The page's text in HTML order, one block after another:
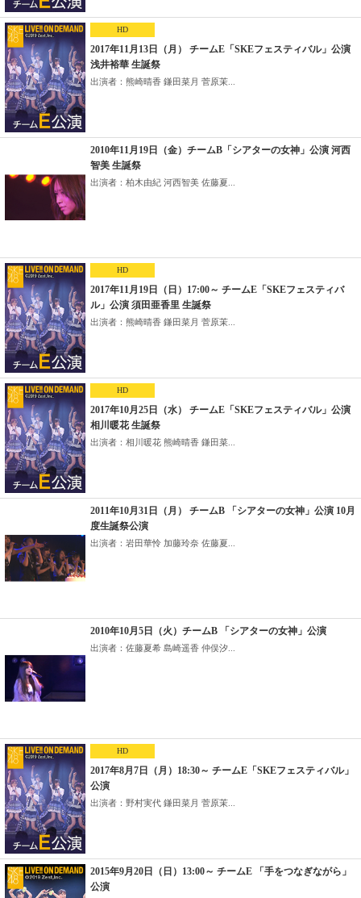
HD
2017年11月13日（月） チームE「SKEフェスティバル」公演
浅井裕華 生誕祭
出演者：熊崎晴香 鎌田菜月 菅原茉...
2010年11月19日（金）チームB「シアターの女神」公演 河西
智美 生誕祭
出演者：柏木由紀 河西智美 佐藤夏...
HD
2017年11月19日（日）17:00～ チームE「SKEフェスティバ
ル」公演 須田亜香里 生誕祭
出演者：熊崎晴香 鎌田菜月 菅原茉...
HD
2017年10月25日（水） チームE「SKEフェスティバル」公演
相川暖花 生誕祭
出演者：相川暖花 熊崎晴香 鎌田菜...
2011年10月31日（月） チームB 「シアターの女神」公演 10月
度生誕祭公演
出演者：岩田華怜 加藤玲奈 佐藤夏...
2010年10月5日（火）チームB 「シアターの女神」公演
出演者：佐藤夏希 島崎遥香 仲俣汐...
HD
2017年8月7日（月）18:30～ チームE「SKEフェスティバル」
公演
出演者：野村実代 鎌田菜月 菅原茉...
2015年9月20日（日）13:00～ チームE 「手をつなぎながら」
公演